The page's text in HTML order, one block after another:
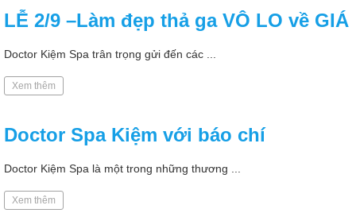
LỄ 2/9 –Làm đẹp thả ga VÔ LO về GIÁ
Doctor Kiệm Spa trân trọng gửi đến các ...
Xem thêm
Doctor Spa Kiệm với báo chí
Doctor Kiệm Spa là một trong những thương ...
Xem thêm